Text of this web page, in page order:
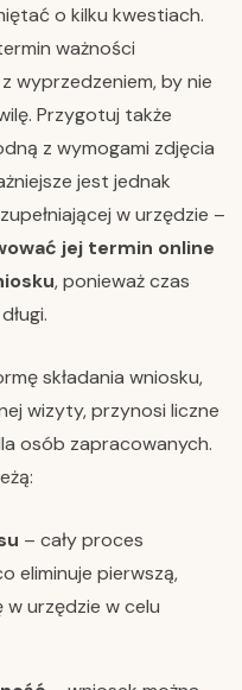
o kilku kwestiach.
ważności
wyprzedzeniem, by nie
Przygotuj także
z wymogami zdjęcia
jest jednak
w urzędzie –
jej termin online
, ponieważ czas
składania wniosku,
wizyty, przynosi liczne
osób zapracowanych.
– cały proces
eliminuje pierwszą,
urzędzie w celu